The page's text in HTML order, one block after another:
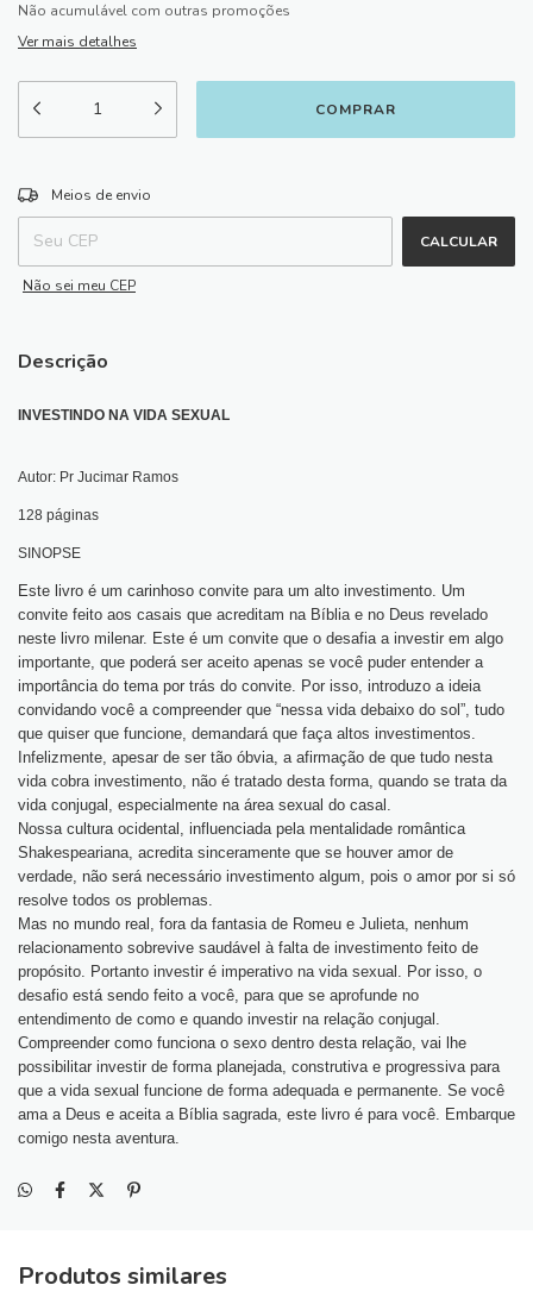
Não acumulável com outras promoções
Ver mais detalhes
Entregas para o CEP:
Meios de envio
CALCULAR
Não sei meu CEP
Descrição
INVESTINDO NA VIDA SEXUAL
Autor: Pr Jucimar Ramos
128 páginas
SINOPSE
Este livro é um carinhoso convite para um alto investimento. Um
convite feito aos casais que acreditam na Bíblia e no Deus revelado
neste livro milenar. Este é um convite que o desafia a investir em algo
importante, que poderá ser aceito apenas se você puder entender a
importância do tema por trás do convite. Por isso, introduzo a ideia
convidando você a compreender que “nessa vida debaixo do sol”, tudo
que quiser que funcione, demandará que faça altos investimentos.
Infelizmente, apesar de ser tão óbvia, a afirmação de que tudo nesta
vida cobra investimento, não é tratado desta forma, quando se trata da
vida conjugal, especialmente na área sexual do casal.
Nossa cultura ocidental, influenciada pela mentalidade romântica
Shakespeariana, acredita sinceramente que se houver amor de
verdade, não será necessário investimento algum, pois o amor por si só
resolve todos os problemas.
Mas no mundo real, fora da fantasia de Romeu e Julieta, nenhum
relacionamento sobrevive saudável à falta de investimento feito de
propósito. Portanto investir é imperativo na vida sexual. Por isso, o
desafio está sendo feito a você, para que se aprofunde no
entendimento de como e quando investir na relação conjugal.
Compreender como funciona o sexo dentro desta relação, vai lhe
possibilitar investir de forma planejada, construtiva e progressiva para
que a vida sexual funcione de forma adequada e permanente. Se você
ama a Deus e aceita a Bíblia sagrada, este livro é para você. Embarque
comigo nesta aventura.
Produtos similares